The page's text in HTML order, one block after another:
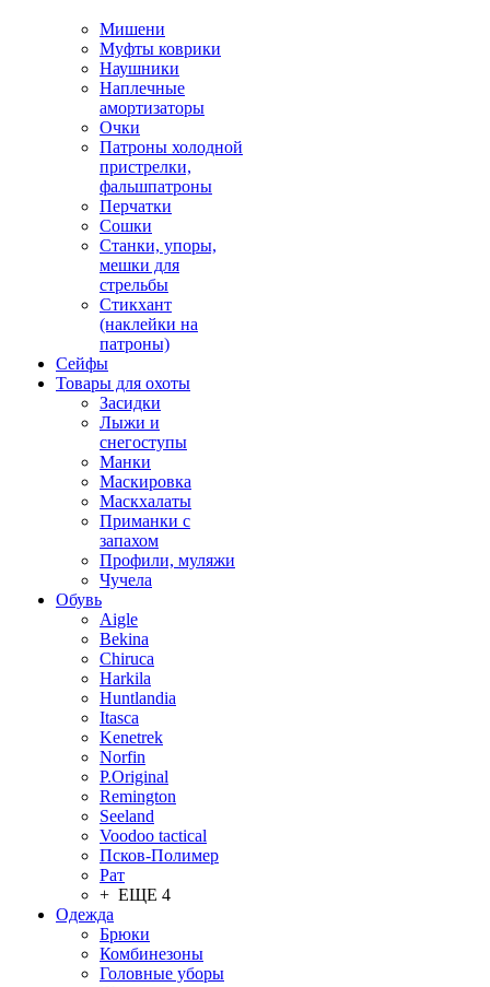
Мишени
Муфты коврики
Наушники
Наплечные
амортизаторы
Очки
Патроны холодной
пристрелки,
фальшпатроны
Перчатки
Сошки
Станки, упоры,
мешки для
стрельбы
Стикхант
(наклейки на
патроны)
Сейфы
Товары для охоты
Засидки
Лыжи и
снегоступы
Манки
Маскировка
Маскхалаты
Приманки с
запахом
Профили, муляжи
Чучела
Обувь
Aigle
Bekina
Chiruсa
Harkila
Huntlandia
Itasca
Kenetrek
Norfin
P.Original
Remington
Seeland
Voodoo tactical
Псков-Полимер
Рат
+ ЕЩЕ 4
Одежда
Брюки
Комбинезоны
Головные уборы